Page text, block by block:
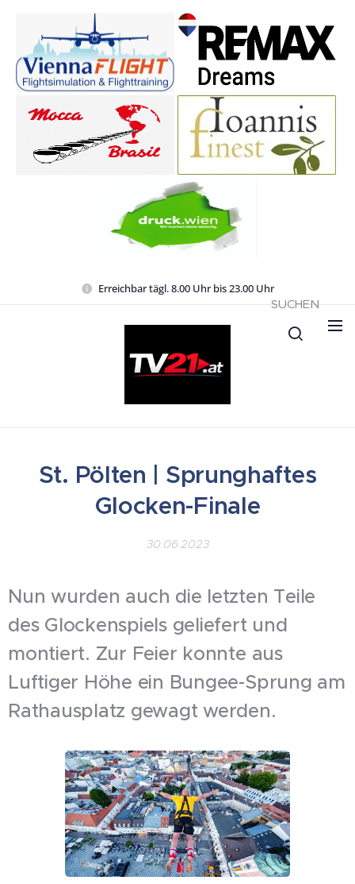
Erreichbar tägl. 8.00 Uhr bis 23.00 Uhr
SUCHEN
St. Pölten | Sprunghaftes
Glocken-Finale
30.06.2023
Nun wurden auch die letzten Teile
des Glockenspiels geliefert und
montiert. Zur Feier konnte aus
Luftiger Höhe ein Bungee-Sprung am
Rathausplatz gewagt werden.